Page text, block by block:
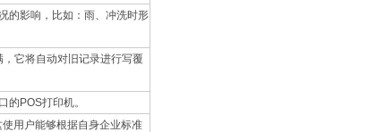
的影响，比如：雨、冲洗时形
它将自动对旧记录进行写覆
的POS打印机。
用户能够根据自身企业标准